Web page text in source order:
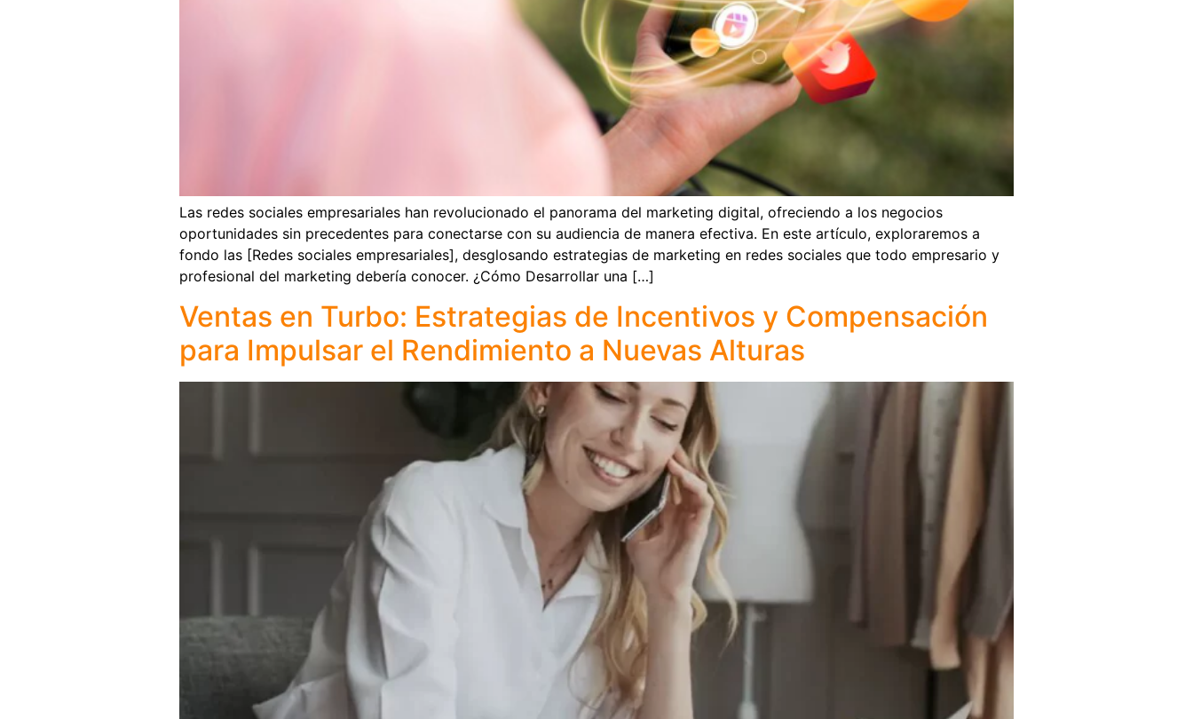
Las redes sociales empresariales han revolucionado el panorama del marketing digital, ofreciendo a los negocios
oportunidades sin precedentes para conectarse con su audiencia de manera efectiva. En este artículo, exploraremos a
fondo las [Redes sociales empresariales], desglosando estrategias de marketing en redes sociales que todo empresario y
profesional del marketing debería conocer. ¿Cómo Desarrollar una […]
Ventas en Turbo: Estrategias de Incentivos y Compensación
para Impulsar el Rendimiento a Nuevas Alturas